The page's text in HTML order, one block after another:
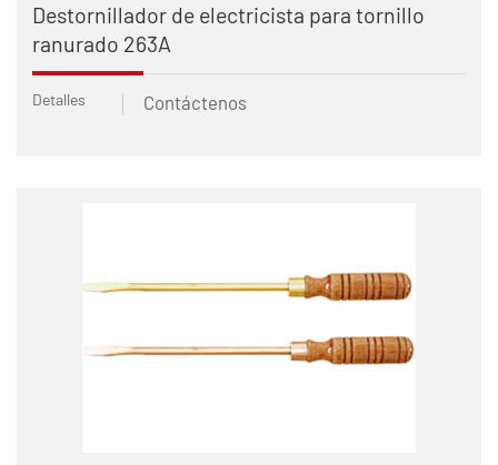
Destornillador de electricista para tornillo
ranurado 263A
Detalles Contáctenos